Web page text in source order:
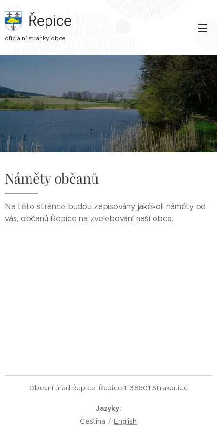
Řepice
oficiální stránky obce
Náměty občanů
Na této stránce budou zapisovány jakékoli náměty od
vás, občanů Řepice na zvelebování naší obce.
Obecní úřad Řepice, Řepice 1, 38601 Strakonice
Jazyky
Čeština
English